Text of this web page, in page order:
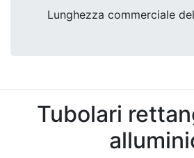
Lunghezza commerciale
Tubolari